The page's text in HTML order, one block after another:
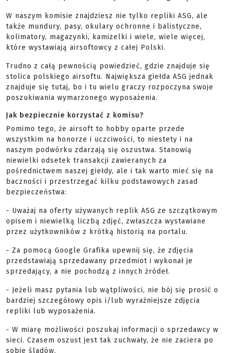
W naszym komisie znajdziesz nie tylko repliki ASG, ale
także mundury, pasy, okulary ochronne i balistyczne,
kolimatory, magazynki, kamizelki i wiele, wiele więcej,
które wystawiają airsoftowcy z całej Polski.
Trudno z całą pewnością powiedzieć, gdzie znajduje się
stolica polskiego airsoftu. Największa giełda ASG jednak
znajduje się tutaj, bo i tu wielu graczy rozpoczyna swoje
poszukiwania wymarzonego wyposażenia.
Jak bezpiecznie korzystać z komisu?
Pomimo tego, że airsoft to hobby oparte przede
wszystkim na honorze i uczciwości, to niestety i na
naszym podwórku zdarzają się oszustwa. Stanowią
niewielki odsetek transakcji zawieranych za
pośrednictwem naszej giełdy, ale i tak warto mieć się na
baczności i przestrzegać kilku podstawowych zasad
bezpieczeństwa:
- Uważaj na oferty używanych replik ASG ze szczątkowym
opisem i niewielką liczbą zdjęć, zwłaszcza wystawiane
przez użytkowników z krótką historią na portalu.
- Za pomocą Google Grafika upewnij się, że zdjęcia
przedstawiają sprzedawany przedmiot i wykonał je
sprzedający, a nie pochodzą z innych źródeł.
- Jeżeli masz pytania lub wątpliwości, nie bój się prosić o
bardziej szczegółowy opis i/lub wyraźniejsze zdjęcia
repliki lub wyposażenia.
- W miarę możliwości poszukaj informacji o sprzedawcy w
sieci. Czasem oszust jest tak zuchwały, że nie zaciera po
sobie śladów.